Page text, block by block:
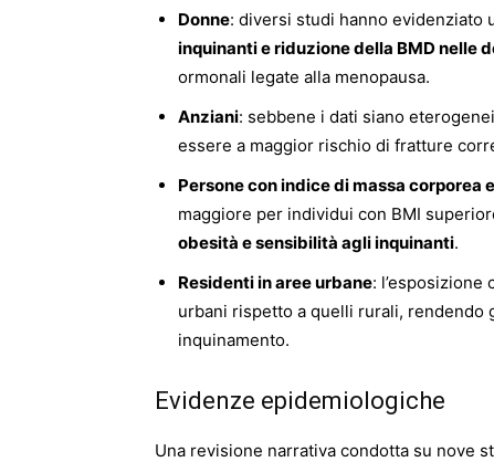
Donne: diversi studi hanno evidenziato
inquinanti e riduzione della BMD nelle
ormonali legate alla menopausa.
Anziani: sebbene i dati siano
essere a maggior rischio di fratture
Persone con indice di massa corporea
maggiore per individui con BMI
obesità e sensibilità agli inquinanti.
Residenti in aree urbane: l’esposizione
urbani rispetto a quelli rurali, rendendo
inquinamento.
Evidenze epidemiologiche
Una revisione narrativa condotta su nove